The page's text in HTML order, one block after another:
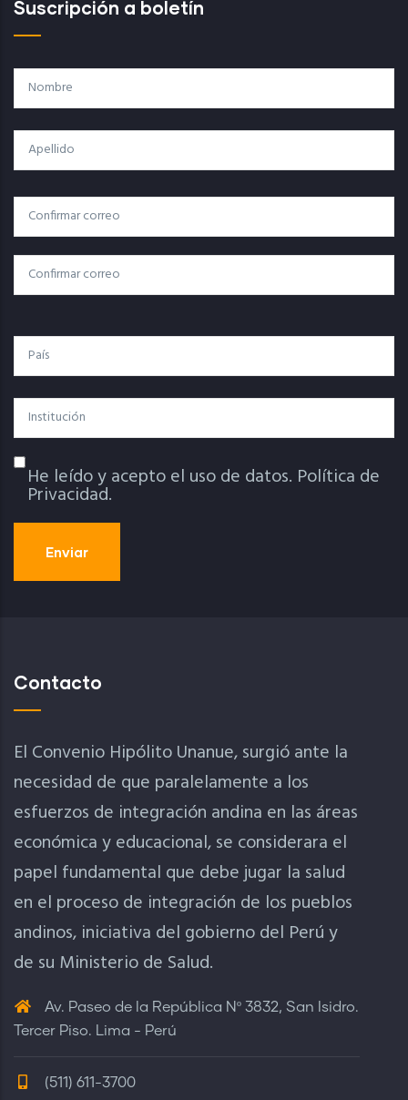
Suscripción a boletín
Nombre
Apellido
Correo
Electrónico
Correo Electrónico
Confirmar Correo
País
Institución
Política De Privacidad
He leído y acepto el uso de datos. Política de
Privacidad.
Contacto
El Convenio Hipólito Unanue, surgió ante la
necesidad de que paralelamente a los
esfuerzos de integración andina en las áreas
económica y educacional, se considerara el
papel fundamental que debe jugar la salud
en el proceso de integración de los pueblos
andinos, iniciativa del gobierno del Perú y
de su Ministerio de Salud.
Av. Paseo de la República Nº 3832, San Isidro.
Tercer Piso. Lima - Perú
(511) 611-3700